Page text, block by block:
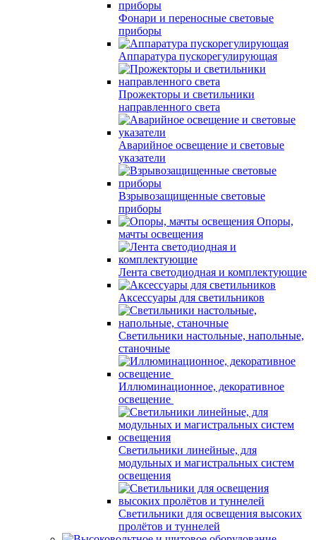
Фонари и переносные световые
приборы
Аппаратура пускорегулирующая
Прожекторы и светильники
направленного света
Аварийное освещение и световые
указатели
Взрывозащищенные световые
приборы
Опоры,
мачты освещения
Лента светодиодная и комплектующие
Аксессуары для светильников
Светильники настольные, напольные,
станочные
Иллюминационное, декоративное
освещение
Светильники линейные, для
модульных и магистральных систем
освещения
Светильники для освещения высоких
пролётов и туннелей